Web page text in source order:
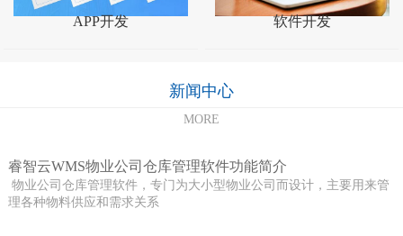
APP开发 软件开发
新闻中心
MORE
睿智云WMS物业公司仓库管理软件功能简介
物业公司仓库管理软件，专门为大小型物业公司而设计，主要用来管
理各种物料供应和需求关系